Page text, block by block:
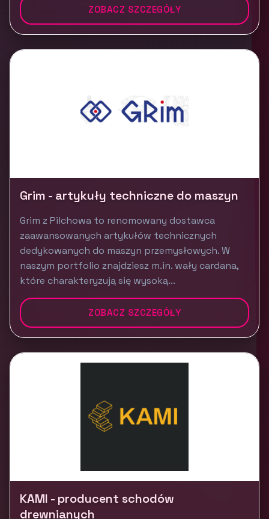
ZOBACZ SZCZEGÓŁY
Grim - artykuły techniczne do maszyn
Grim z Pilchowa to renomowany dostawca
zaawansowanych artykułów technicznych
dedykowanych do maszyn przemysłowych. W
naszym portfolio znajdziesz m.in. wały cardana,
które charakteryzują się wysoką...
ZOBACZ SZCZEGÓŁY
KAMI - producent schodów
drewnianych